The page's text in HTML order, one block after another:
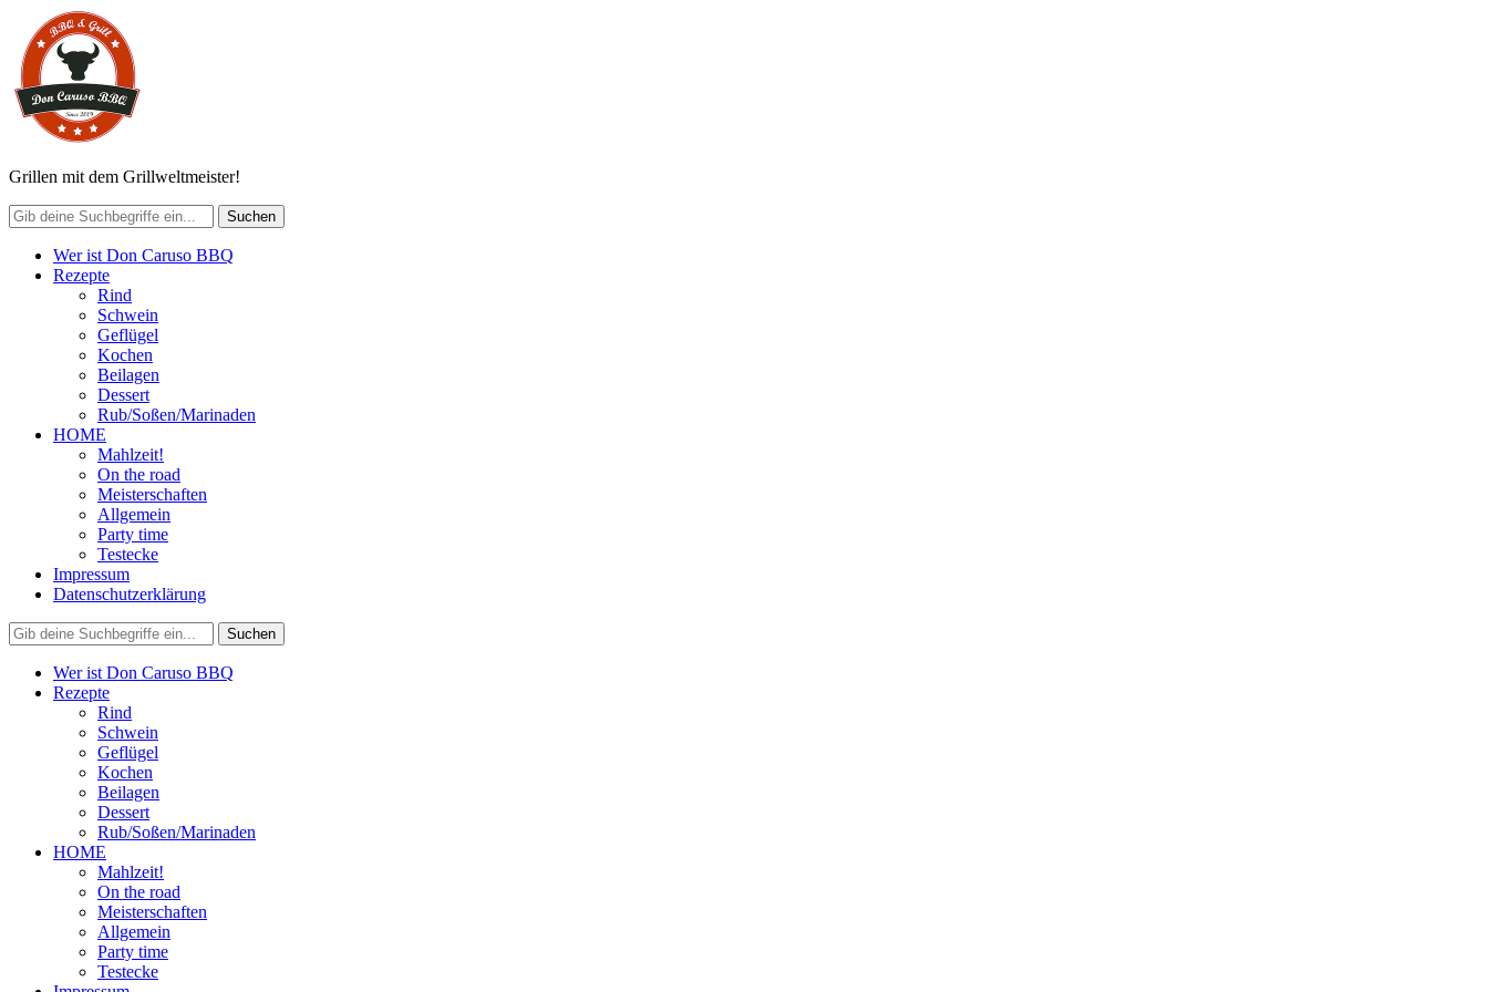
Grillen mit dem Grillweltmeister!
Wer ist Don Caruso BBQ
Rezepte
Rind
Schwein
Geflügel
Kochen
Beilagen
Dessert
Rub/Soßen/Marinaden
HOME
Mahlzeit!
On the road
Meisterschaften
Allgemein
Party time
Testecke
Impressum
Datenschutzerklärung
Wer ist Don Caruso BBQ
Rezepte
Rind
Schwein
Geflügel
Kochen
Beilagen
Dessert
Rub/Soßen/Marinaden
HOME
Mahlzeit!
On the road
Meisterschaften
Allgemein
Party time
Testecke